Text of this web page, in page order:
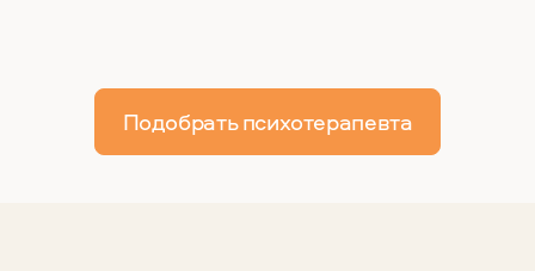
Подобрать психотерапевта